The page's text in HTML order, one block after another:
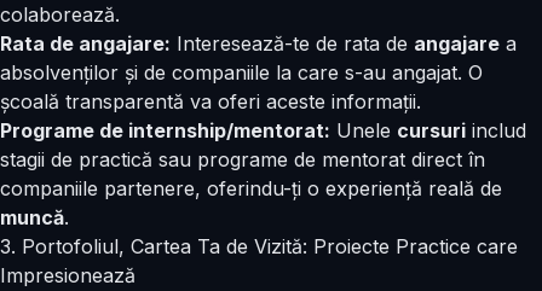
colaborează.
Rata de angajare: Interesează-te de rata de angajare a
absolvenților și de companiile la care s-au angajat. O
școală transparentă va oferi aceste informații.
Programe de internship/mentorat: Unele cursuri includ
stagii de practică sau programe de mentorat direct în
companiile partenere, oferindu-ți o experiență reală de
muncă.
3. Portofoliul, Cartea Ta de Vizită: Proiecte Practice care
Impresionează